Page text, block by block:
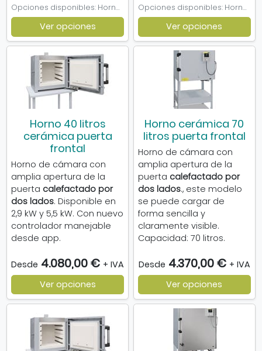
Opciones disponibles: Horno Nabertherm 100l, Kit Refractario Horno 100l
Ver opciones
Opciones disponibles: Horno Nabertherm 130l, Kit Refractario Horno 130l
Ver opciones
Horno 40 litros
cerámica puerta
frontal
Horno de cámara con
amplia apertura de la
puerta calefactado por
dos lados. Disponible en
2,9 kW y 5,5 kW. Con nuevo
controlador manejable
desde app.
Desde 4.080,00 € + IVA
Ver opciones
Horno cerámica 70
litros puerta frontal
Horno de cámara con
amplia apertura de la
puerta calefactado por
dos lados., este modelo
se puede cargar de
forma sencilla y
claramente visible.
Capacidad: 70 litros.
Desde 4.370,00 € + IVA
Ver opciones